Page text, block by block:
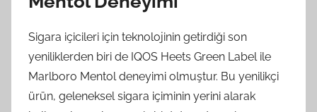
Sigara içicileri için teknolojinin getirdiği son
yeniliklerden biri de IQOS Heets Green Label ile
Marlboro Mentol deneyimi olmuştur. Bu yenilikçi
ürün, geleneksel sigara içiminin yerini alarak